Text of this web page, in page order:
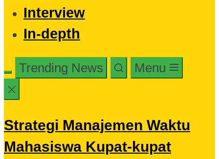
Interview
In-depth
Trending News Menu
Strategi Manajemen Waktu
Mahasiswa Kupat-kupat